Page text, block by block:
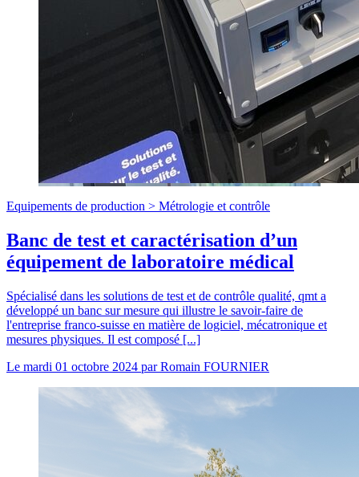
Equipements de production > Métrologie et contrôle
Banc de test et caractérisation d’un
équipement de laboratoire médical
Spécialisé dans les solutions de test et de contrôle qualité, qmt a
développé un banc sur mesure qui illustre le savoir-faire de
l'entreprise franco-suisse en matière de logiciel, mécatronique et
mesures physiques. Il est composé [...]
Le mardi 01 octobre 2024 parRomain FOURNIER